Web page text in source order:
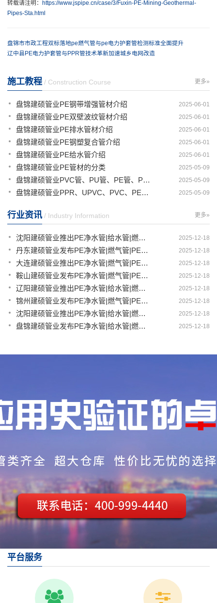
转载请注明： https://www.jspipe.cn/case/3/Fuxin-PE-Mining-Geothermal-
Pipes-Sta.html
盘锦市市政工程双标落地pe燃气管与pe电力护套管检测标准全面提升
‌辽中县PE电力护套管与PPR管技术革新加速城乡电网改造‌
更多»
施工教程 / Construction Course
2025-06-01
盘锦建硕管业PE钢带增强管材介绍
2025-06-01
盘锦建硕管业PE双壁波纹管材介绍
2025-06-01
盘锦建硕管业PE排水管材介绍
2025-06-01
盘锦建硕管业PE钢塑复合管介绍
2025-06-01
盘锦建硕管业PE给水管介绍
2025-05-09
盘锦建硕管业PE管材的分类
2025-05-09
盘锦建硕管业PVC管、PU管、PE管、PP管有那些区别
2025-05-09
盘锦建硕管业PPR、UPVC、PVC、PERT、PE、HDPE塑料管材详解
更多»
行业资讯 / Industry Information
2025-12-18
沈阳建硕管业推出PE净水管|给水管|燃气管|PERT供热管|电力护套管一体化智造解决方案
2025-12-18
丹东建硕管业发布PE净水管|燃气管|PERT供热管|电力护套管|农田灌溉管智能生产新范式
2025-12-18
大连建硕管业推出PE净水管|燃气管|PERT供热管|电力护套管|农田灌溉管融合智造新生态
2025-12-18
鞍山建硕管业发布PE净水管|燃气管|PERT供热管|电力护套管|农田灌溉管全链路应用新方案
2025-12-18
辽阳建硕管业推出PE净水管|给水管|燃气管|PERT供热管|电力护套管多维融合智造平台
2025-12-18
锦州建硕管业发布PE净水管|燃气管|PERT供热管|电力护套管|农田灌溉管智慧应用生态体系
2025-12-18
沈阳建硕管业推出PE净水管|给水管|燃气管|PERT供热管|电力护套管一体化智造方案
2025-12-18
盘锦建硕管业发布PE净水管|给水管|燃气管|PERT供热管|电力护套管智慧生产新范式
平台服务